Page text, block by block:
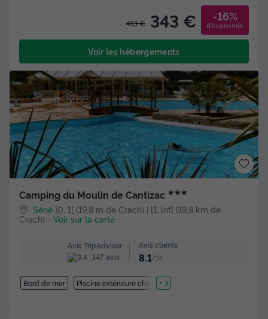
413 € 343 € -16%
d'économie
Voir les hébergements
Camping du Moulin de Cantizac ★★★
Séné ]0, 1[ (19,8 m de Crach) | [1, Inf[ (19,8 km de
Crach) - Voir sur la carte
Avis TripAdvisor
347 avis
Avis clients
8.1/10
Bord de mer Piscine extérieure chauffée
+ 3